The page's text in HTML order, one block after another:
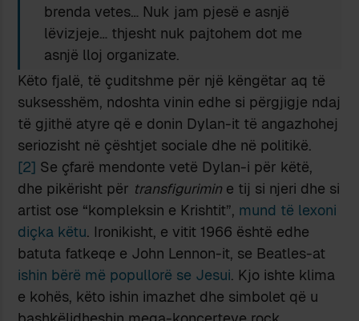
brenda vetes… Nuk jam pjesë e asnjë
lëvizjeje… thjesht nuk pajtohem dot me
asnjë lloj organizate.
Këto fjalë, të çuditshme për një këngëtar aq të
suksesshëm, ndoshta vinin edhe si përgjigje ndaj
të gjithë atyre që e donin Dylan-it të angazhohej
seriozisht në çështjet sociale dhe në politikë.
[2] Se çfarë mendonte vetë Dylan-i për këtë,
dhe pikërisht për transfigurimin e tij si njeri dhe si
artist ose “kompleksin e Krishtit”, mund të lexoni
diçka këtu. Ironikisht, e vitit 1966 është edhe
batuta fatkeqe e John Lennon-it, se Beatles-at
ishin bërë më popullorë se Jesui. Kjo ishte klima
e kohës, këto ishin imazhet dhe simbolet që u